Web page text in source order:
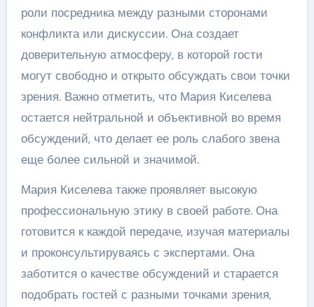
роли посредника между разными сторонами
конфликта или дискуссии. Она создает
доверительную атмосферу, в которой гости
могут свободно и открыто обсуждать свои точки
зрения. Важно отметить, что Мария Киселева
остается нейтральной и объективной во время
обсуждений, что делает ее роль слабого звена
еще более сильной и значимой.
Мария Киселева также проявляет высокую
профессиональную этику в своей работе. Она
готовится к каждой передаче, изучая материалы
и проконсультируваясь с экспертами. Она
заботится о качестве обсуждений и старается
подобрать гостей с разными точками зрения,